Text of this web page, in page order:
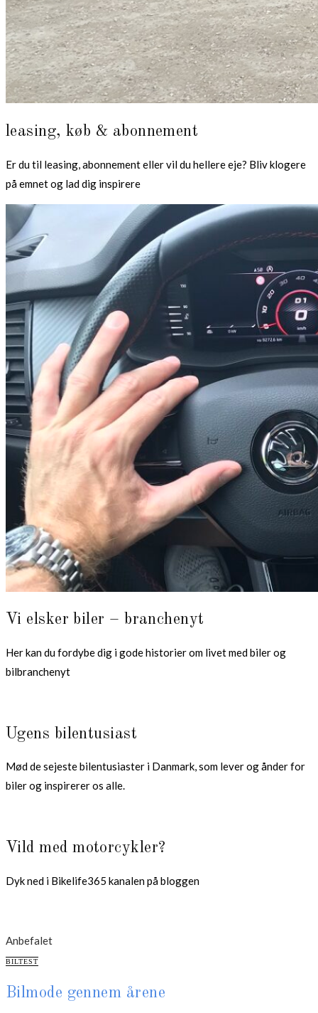
leasing, køb & abonnement
Er du til leasing, abonnement eller vil du hellere eje? Bliv klogere
på emnet og lad dig inspirere
Vi elsker biler – branchenyt
Her kan du fordybe dig i gode historier om livet med biler og
bilbranchenyt
Ugens bilentusiast
Mød de sejeste bilentusiaster i Danmark, som lever og ånder for
biler og inspirerer os alle.
Vild med motorcykler?
Dyk ned i Bikelife365 kanalen på bloggen
Anbefalet
CATEGORIES
BILTEST
Bilmode gennem årene